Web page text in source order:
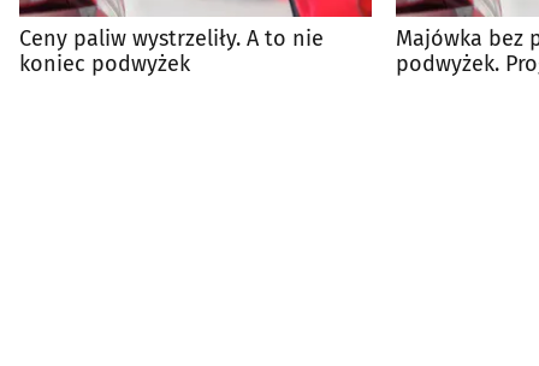
Ceny paliw wystrzeliły. A to nie
koniec podwyżek
Majówka bez
podwyżek.